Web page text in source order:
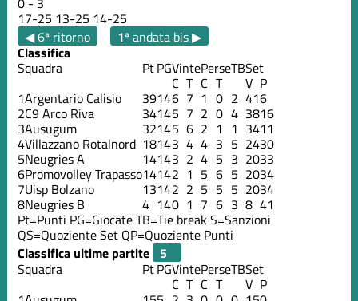
17-25 13-25 14-25
◀ 6ª ritorno
1ª andata bis ▶
Classifica
Squadra PtPGVintePerseTBSet
C T C T V P
1Argentario Calisio 39146 7 1 0 2 416
2C9 Arco Riva 34145 7 2 0 4 3816
3Ausugum 32145 6 2 1 1 3411
4Villazzano Rotalnord 18143 4 4 3 5 2430
5Neugries A 14143 2 4 5 3 2033
6Promovolley Trapasso14142 1 5 6 5 2034
7Uisp Bolzano 13142 2 5 5 5 2034
8Neugries B 4 140 1 7 6 3 8 41
Pt=Punti PG=GiocateTB=Tie breakS=Sanzioni
QS=Quoziente Set QP=Quoziente Punti
Classifica ultime partite
Squadra
PtPGVintePerseTBSet
C T C T V P